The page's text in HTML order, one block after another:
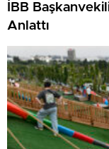
İBB
Anlattı